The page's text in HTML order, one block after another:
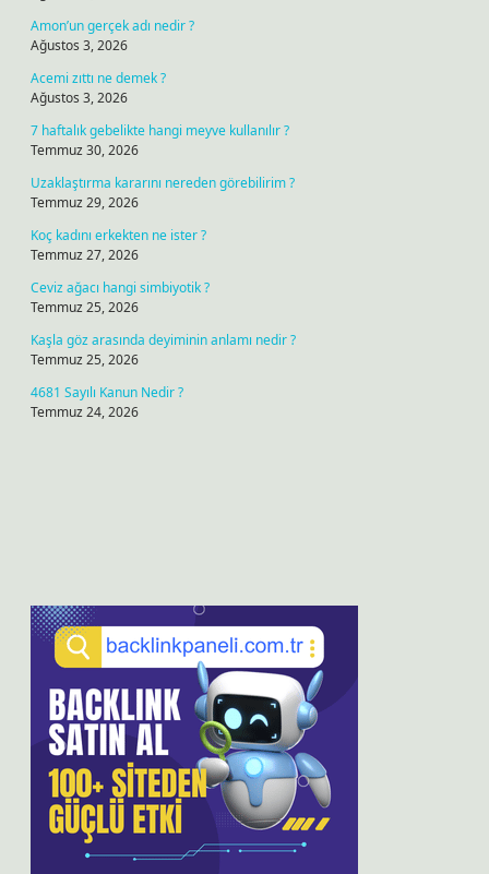
Amon’un gerçek adı nedir ?
Ağustos 3, 2026
Acemi zıttı ne demek ?
Ağustos 3, 2026
7 haftalık gebelikte hangi meyve kullanılır ?
Temmuz 30, 2026
Uzaklaştırma kararını nereden görebilirim ?
Temmuz 29, 2026
Koç kadını erkekten ne ister ?
Temmuz 27, 2026
Ceviz ağacı hangi simbiyotik ?
Temmuz 25, 2026
Kaşla göz arasında deyiminin anlamı nedir ?
Temmuz 25, 2026
4681 Sayılı Kanun Nedir ?
Temmuz 24, 2026